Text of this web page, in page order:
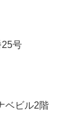
25号
ベビル2階